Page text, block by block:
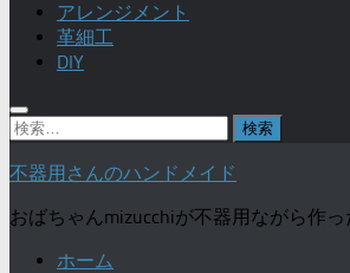
アレンジメント
革細工
DIY
検
不器用さんのハンドメイド
おばちゃんmizucchiが不器用ながら作
ホーム